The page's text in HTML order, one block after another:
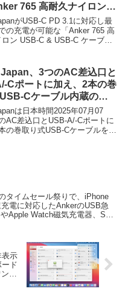
765 高耐久ナイロン
& USB-C ケーブル
」を発売。
がUSB-C PD 3.1に対応し最
の充電が可能な「Anker 765 高
ン USB-C & USB-C ケーブル
、3つのAC差込口と
Cポートに加え、2本の巻
Cケーブル内蔵の電
「Anker Nano
Station (7-in-1, 100W,
USB-C ケーブル)」を発
は日本時間2025年07月07
AC差込口とUSB-A/-Cポートに
の巻取り式USB-Cケーブルを搭
タイムセール祭りで、iPhone
電に対応したAnkerのUSB急
Apple Watch磁気充電器、SD
表示
ド
ク